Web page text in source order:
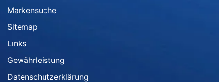
Markensuche
Sitemap
Links
Gewährleistung
Datenschutzerklärung